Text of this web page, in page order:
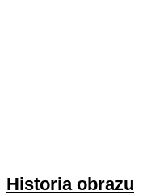
Historia obrazu